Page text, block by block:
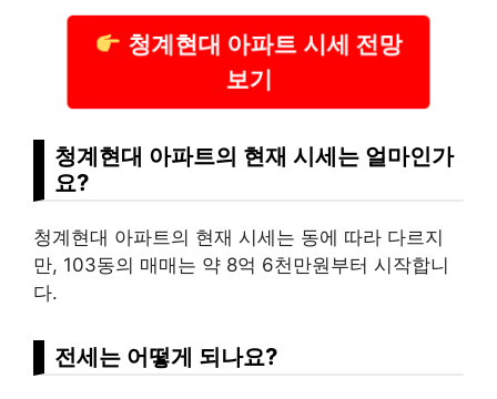
청계현대 아파트 시세 전망
보기
청계현대 아파트의 현재 시세는 얼마인가
요?
청계현대 아파트의 현재 시세는 동에 따라 다르지
만, 103동의 매매는 약 8억 6천만원부터 시작합니
다.
전세는 어떻게 되나요?